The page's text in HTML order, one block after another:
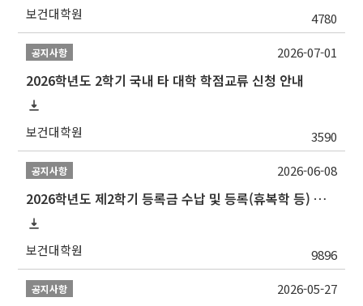
보건대학원 4780
공지사항
2026학년도 2학기 국내 타 대학 학점교류 신청 안내
보건대학원 3590
2026-07-01
공지사항
2026학년도 제2학기 등록금 수납 및 등록(휴복학 등) 일정 안내
보건대학원 9896
2026-06-08
공지사항 2026-05-27